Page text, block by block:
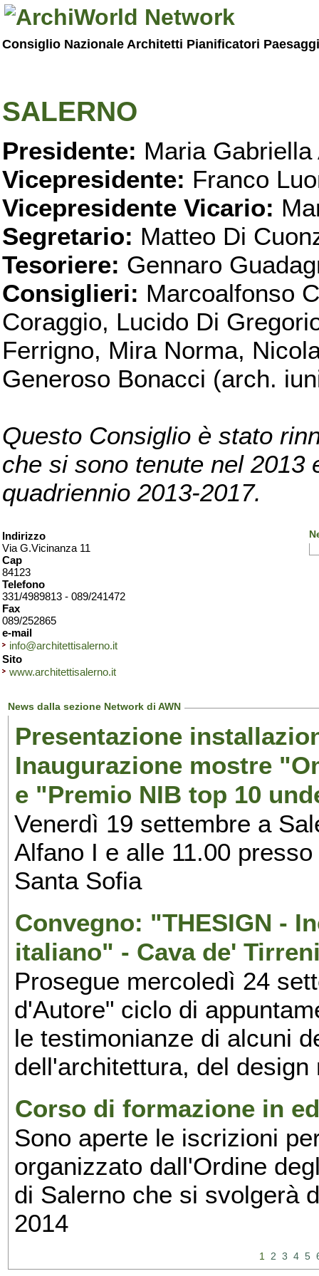
Consiglio Nazionale Architetti Pianificatori
SALERNO
Presidente: Maria Gabriella
Vicepresidente: Franco
Vicepresidente Vicario:
Segretario: Matteo Di
Tesoriere: Gennaro
Consiglieri: Marcoalfonso
Coraggio, Lucido Di
Ferrigno, Mira Norma,
Generoso Bonacci (arch.
Questo Consiglio è stato
che si sono tenute nel 2013
quadriennio 2013-2017.
Indirizzo
Via G.Vicinanza 11
Cap
84123
Telefono
331/4989813 - 089/241472
Fax
089/252865
e-mail
info@architettisalerno.it
Sito
www.architettisalerno.it
News dalla sezione Network di AWN
Presentazione
Inaugurazione mostre
e "Premio NIB top 10
Venerdì 19 settembre a
Alfano I e alle 11.00
Santa Sofia
Convegno: "THESIGN -
italiano" - Cava de'
Prosegue mercoledì 24
d'Autore" ciclo di
le testimonianze di alcuni
dell'architettura, del
Corso di formazione in
Sono aperte le iscrizioni
organizzato dall'Ordine
di Salerno che si svolgerà
2014
1 2 3 4 5